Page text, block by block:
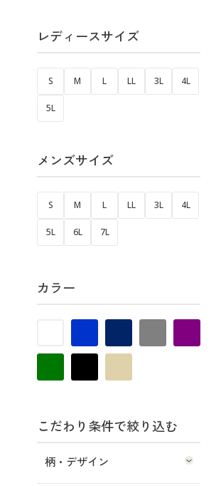
レディースサイズ
S M L LL 3L 4L
5L
メンズサイズ
S M L LL 3L 4L
5L 6L 7L
カラー
こだわり条件で絞り込む
柄・デザイン